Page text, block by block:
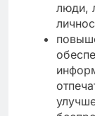
люди,